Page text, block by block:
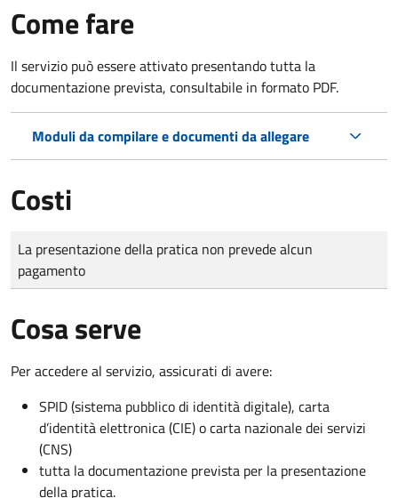
Come fare
Il servizio può essere attivato presentando tutta la
documentazione prevista, consultabile in formato PDF.
Moduli da compilare e documenti da allegare
Costi
Tipo di pagamento
Importo
La presentazione della pratica non prevede alcun
pagamento
Cosa serve
Per accedere al servizio, assicurati di avere:
SPID (sistema pubblico di identità digitale), carta
d’identità elettronica (CIE) o carta nazionale dei servizi
(CNS)
tutta la documentazione prevista per la presentazione
della pratica.